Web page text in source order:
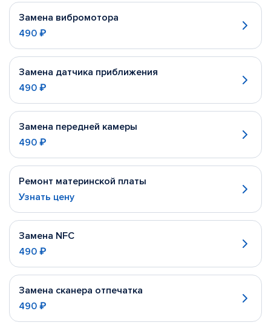
Замена вибромотора
490 ₽
Замена датчика приближения
490 ₽
Замена передней камеры
490 ₽
Ремонт материнской платы
Узнать цену
Замена NFC
490 ₽
Замена сканера отпечатка
490 ₽